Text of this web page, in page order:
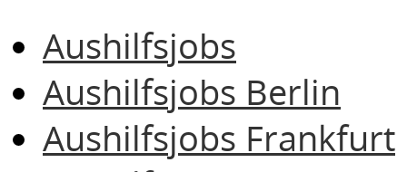
Aushilfsjobs
Aushilfsjobs Berlin
Aushilfsjobs Frankfurt